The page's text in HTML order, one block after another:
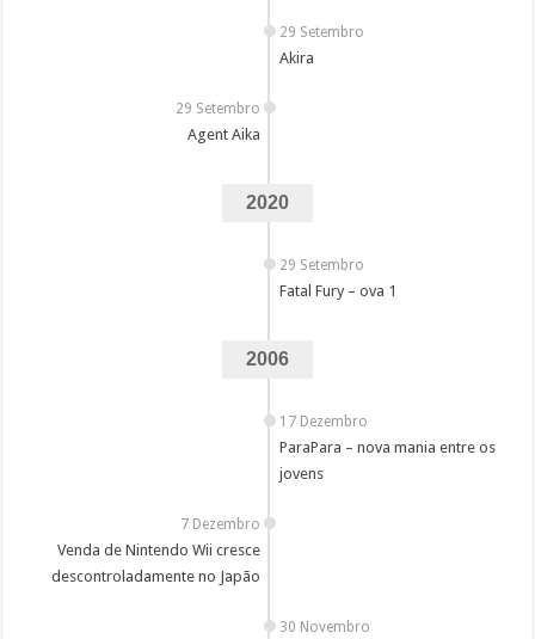
29 Setembro
Akira
29 Setembro
Agent Aika
2020
29 Setembro
Fatal Fury – ova 1
2006
17 Dezembro
ParaPara – nova mania entre os
jovens
7 Dezembro
Venda de Nintendo Wii cresce
descontroladamente no Japão
30 Novembro